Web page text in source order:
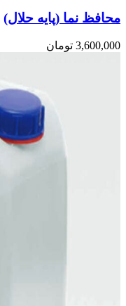
محافظ نما (پایه حلال)
3,600,000 تومان